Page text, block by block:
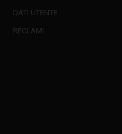
DATI UTENTE
RECLAMI